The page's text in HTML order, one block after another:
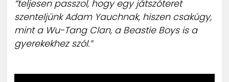
“teljesen passzol, hogy egy játszóteret
szenteljünk Adam Yauchnak, hiszen csakúgy,
mint a Wu-Tang Clan, a Beastie Boys is a
gyerekekhez szól.”